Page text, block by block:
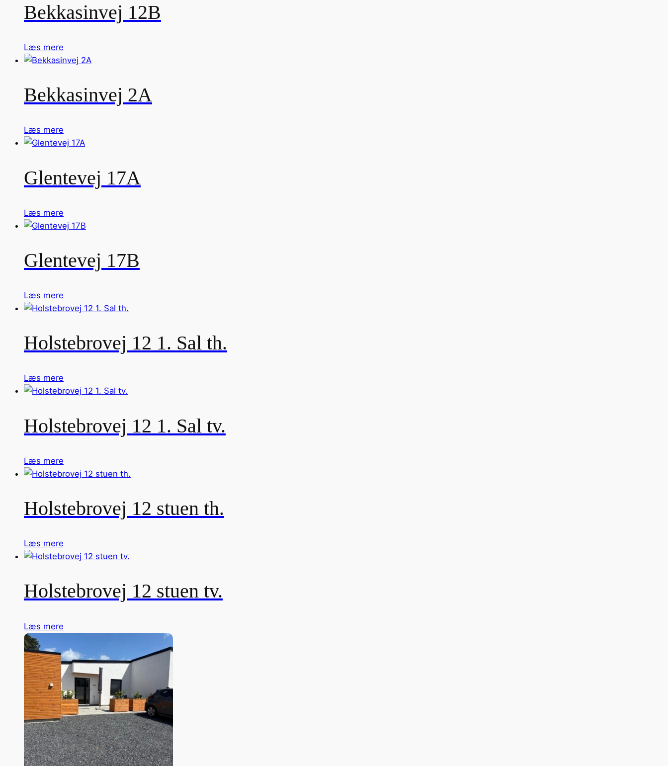
Bekkasinvej 12B
Læs mere
Bekkasinvej 2A
Læs mere
Glentevej 17A
Læs mere
Glentevej 17B
Læs mere
Holstebrovej 12 1. Sal th.
Læs mere
Holstebrovej 12 1. Sal tv.
Læs mere
Holstebrovej 12 stuen th.
Læs mere
Holstebrovej 12 stuen tv.
Læs mere